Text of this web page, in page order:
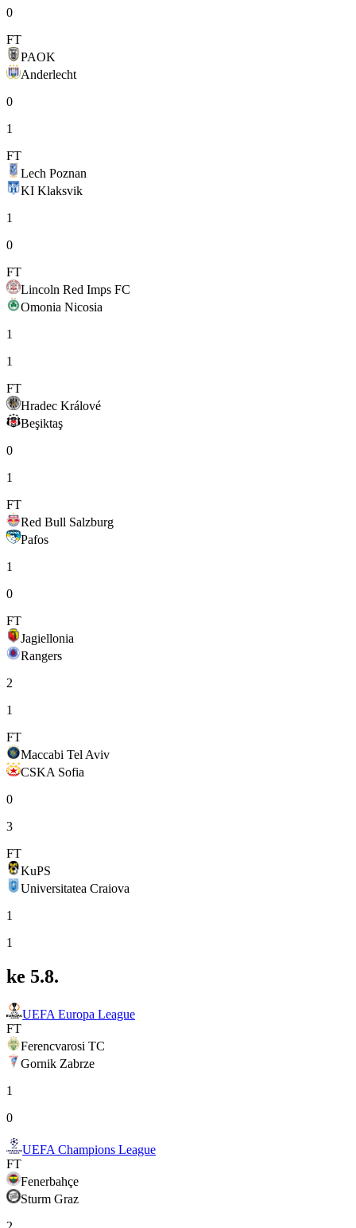
0
FT
PAOK
Anderlecht
0
1
FT
Lech Poznan
KI Klaksvik
1
0
FT
Lincoln Red Imps FC
Omonia Nicosia
1
1
FT
Hradec Králové
Beşiktaş
0
1
FT
Red Bull Salzburg
Pafos
1
0
FT
Jagiellonia
Rangers
2
1
FT
Maccabi Tel Aviv
CSKA Sofia
0
3
FT
KuPS
Universitatea Craiova
1
1
ke 5.8.
UEFA Europa League
FT
Ferencvarosi TC
Gornik Zabrze
1
0
UEFA Champions League
FT
Fenerbahçe
Sturm Graz